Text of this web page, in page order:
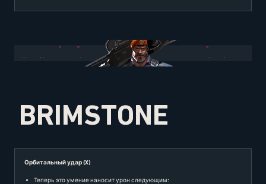
BRIMSTONE
Орбитальный удар (X)
Теперь это умение наносит урон следующим: